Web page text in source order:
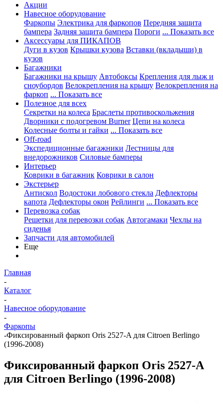
Акции
Навесное оборудование
Фаркопы Электрика для фаркопов Передняя защита
бампера Задняя защита бампера Пороги ... Показать все
Аксессуары для ПИКАПОВ
Дуги в кузов Крышки кузова Вставки (вкладыши) в
кузов
Багажники
Багажники на крышу Автобоксы Крепления для лыж и
сноубордов Велокрепления на крышу Велокрепления на
фаркоп ... Показать все
Полезное для всех
Секретки на колеса Браслеты противоскольжения
Дворники с подогревом Burner Цепи на колеса
Колесные болты и гайки ... Показать все
Off-road
Экспедиционные багажники Лестницы для
внедорожников Силовые бамперы
Интерьер
Коврики в багажник Коврики в салон
Экстерьер
Антискол Водостоки лобового стекла Дефлекторы
капота Дефлекторы окон Рейлинги ... Показать все
Перевозка собак
Решетки для перевозки собак Автогамаки Чехлы на
сиденья
Запчасти для автомобилей
Еще
Главная
-
Каталог
-
Навесное оборудование
-
Фаркопы
-Фиксированный фаркоп Oris 2527-A для Citroen Berlingo
(1996-2008)
Фиксированный фаркоп Oris 2527-A
для Citroen Berlingo (1996-2008)